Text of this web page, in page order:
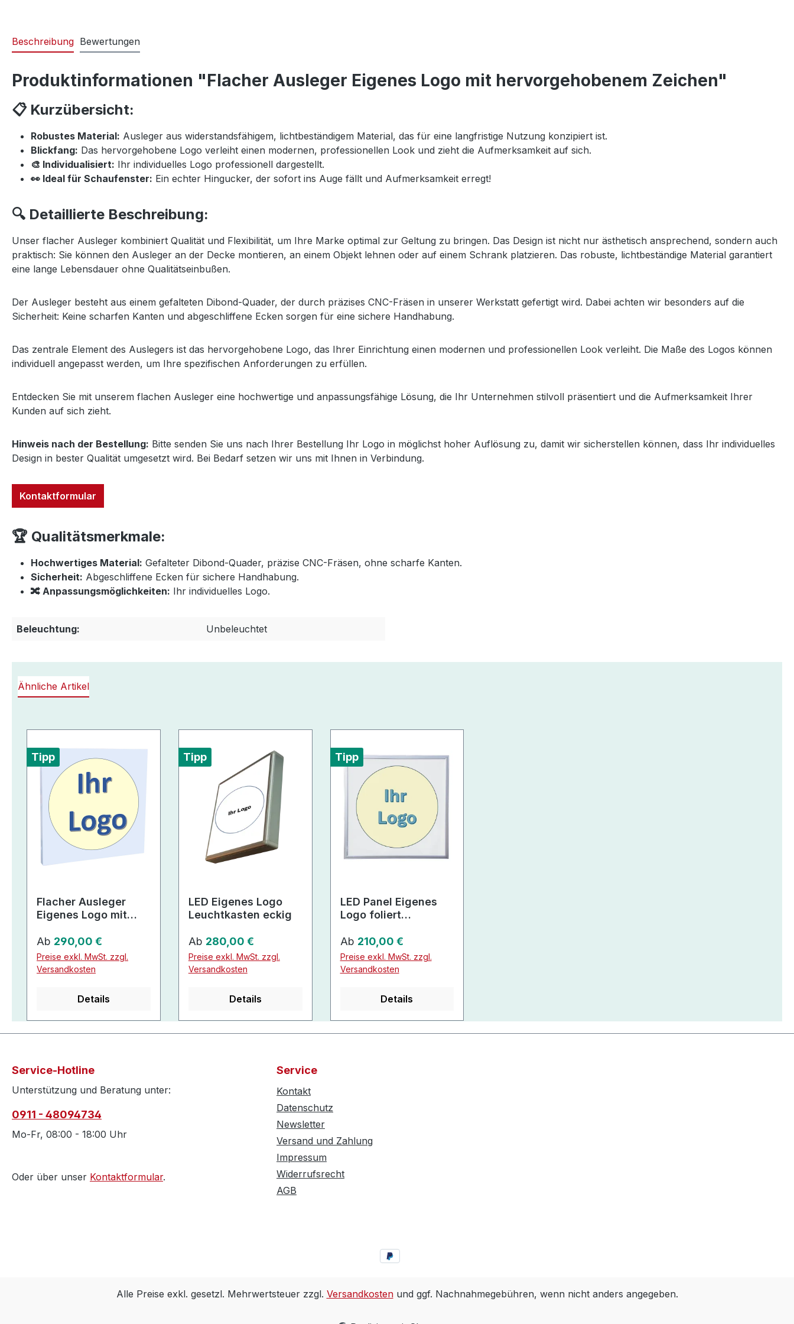
Beschreibung Bewertungen
Produktinformationen "Flacher Ausleger Eigenes Logo mit hervorgehobenem Zeichen"
📋 Kurzübersicht:
Robustes Material: Ausleger aus widerstandsfähigem, lichtbeständigem Material, das für eine langfristige Nutzung konzipiert ist.
Blickfang: Das hervorgehobene Logo verleiht einen modernen, professionellen Look und zieht die Aufmerksamkeit auf sich.
🎨 Individualisiert: Ihr individuelles Logo professionell dargestellt.
👀 Ideal für Schaufenster: Ein echter Hingucker, der sofort ins Auge fällt und Aufmerksamkeit erregt!
🔍 Detaillierte Beschreibung:
Unser flacher Ausleger kombiniert Qualität und Flexibilität, um Ihre Marke optimal zur Geltung zu bringen. Das Design ist nicht nur ästhetisch ansprechend, sondern auch
praktisch: Sie können den Ausleger an der Decke montieren, an einem Objekt lehnen oder auf einem Schrank platzieren. Das robuste, lichtbeständige Material garantiert
eine lange Lebensdauer ohne Qualitätseinbußen.
Der Ausleger besteht aus einem gefalteten Dibond-Quader, der durch präzises CNC-Fräsen in unserer Werkstatt gefertigt wird. Dabei achten wir besonders auf die
Sicherheit: Keine scharfen Kanten und abgeschliffene Ecken sorgen für eine sichere Handhabung.
Das zentrale Element des Auslegers ist das hervorgehobene Logo, das Ihrer Einrichtung einen modernen und professionellen Look verleiht. Die Maße des Logos können
individuell angepasst werden, um Ihre spezifischen Anforderungen zu erfüllen.
Entdecken Sie mit unserem flachen Ausleger eine hochwertige und anpassungsfähige Lösung, die Ihr Unternehmen stilvoll präsentiert und die Aufmerksamkeit Ihrer
Kunden auf sich zieht.
Hinweis nach der Bestellung: Bitte senden Sie uns nach Ihrer Bestellung Ihr Logo in möglichst hoher Auflösung zu, damit wir sicherstellen können, dass Ihr individuelles
Design in bester Qualität umgesetzt wird. Bei Bedarf setzen wir uns mit Ihnen in Verbindung.
Kontaktformular
🏆 Qualitätsmerkmale:
Hochwertiges Material: Gefalteter Dibond-Quader, präzise CNC-Fräsen, ohne scharfe Kanten.
Sicherheit: Abgeschliffene Ecken für sichere Handhabung.
🔀 Anpassungsmöglichkeiten: Ihr individuelles Logo.
Beleuchtung: Unbeleuchtet
Ähnliche Artikel
Tipp
Flacher Ausleger
Eigenes Logo mit
Zeichen
Regulärer Preis:
Ab 290,00 €
Preise exkl. MwSt. zzgl.
Versandkosten
Details
Tipp
LED Eigenes Logo
Leuchtkasten eckig
Regulärer Preis:
Ab 280,00 €
Preise exkl. MwSt. zzgl.
Versandkosten
Details
Tipp
LED Panel Eigenes
Logo foliert
Regulärer Preis:
Ab 210,00 €
Preise exkl. MwSt. zzgl.
Versandkosten
Details
Service-Hotline
Unterstützung und Beratung unter:
0911 - 48094734
Mo-Fr, 08:00 - 18:00 Uhr
Oder über unser Kontaktformular.
Service
Kontakt
Datenschutz
Newsletter
Versand und Zahlung
Impressum
Widerrufsrecht
AGB
Alle Preise exkl. gesetzl. Mehrwertsteuer zzgl. Versandkostenund ggf. Nachnahmegebühren, wenn nicht anders angegeben.